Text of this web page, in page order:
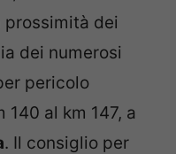
dei
dei numerosi
pericolo
140 al km 147, a
. Il consiglio per